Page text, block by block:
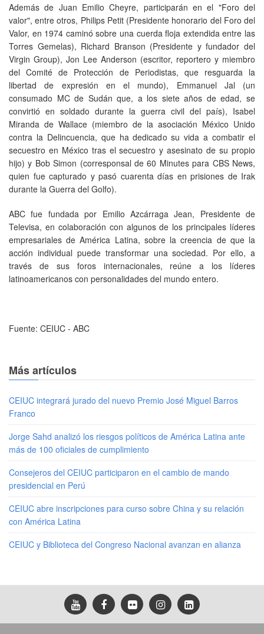
Además de Juan Emilio Cheyre, participarán en el "Foro del
valor", entre otros, Philips Petit (Presidente honorario del Foro del
Valor, en 1974 caminó sobre una cuerda floja extendida entre las
Torres Gemelas), Richard Branson (Presidente y fundador del
Virgin Group), Jon Lee Anderson (escritor, reportero y miembro
del Comité de Protección de Periodistas, que resguarda la
libertad de expresión en el mundo), Emmanuel Jal (un
consumado MC de Sudán que, a los siete años de edad, se
convirtió en soldado durante la guerra civil del país), Isabel
Miranda de Wallace (miembro de la asociación México Unido
contra la Delincuencia, que ha dedicado su vida a combatir el
secuestro en México tras el secuestro y asesinato de su propio
hijo) y Bob Simon (corresponsal de 60 Minutes para CBS News,
quien fue capturado y pasó cuarenta días en prisiones de Irak
durante la Guerra del Golfo).
ABC fue fundada por Emilio Azcárraga Jean, Presidente de
Televisa, en colaboración con algunos de los principales líderes
empresariales de América Latina, sobre la creencia de que la
acción individual puede transformar una sociedad. Por ello, a
través de sus foros internacionales, reúne a los líderes
latinoamericanos con personalidades del mundo entero.
Fuente: CEIUC - ABC
Más artículos
CEIUC integrará jurado del nuevo Premio José Miguel Barros
Franco
Jorge Sahd analizó los riesgos políticos de América Latina ante
más de 100 oficiales de cumplimiento
Consejeros del CEIUC participaron en el cambio de mando
presidencial en Perú
CEIUC abre inscripciones para curso sobre China y su relación
con América Latina
CEIUC y Biblioteca del Congreso Nacional avanzan en alianza